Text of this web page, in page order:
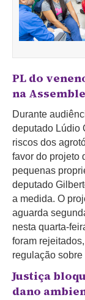
PL do
na
Durante
deputado Lúdio
riscos dos
favor do projeto
pequenas
deputado
a medida. O
aguarda
nesta quarta-
foram
regulação
Justiça
dano